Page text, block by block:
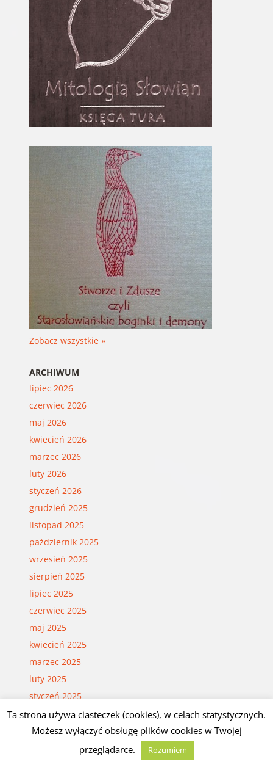
Zobacz wszystkie »
ARCHIWUM
lipiec 2026
czerwiec 2026
maj 2026
kwiecień 2026
marzec 2026
luty 2026
styczeń 2026
grudzień 2025
listopad 2025
październik 2025
wrzesień 2025
sierpień 2025
lipiec 2025
czerwiec 2025
maj 2025
kwiecień 2025
marzec 2025
luty 2025
styczeń 2025
grudzień 2024
listopad 2024
październik 2024
Ta strona używa ciasteczek (cookies), w celach statystycznych.
Możesz wyłączyć obsługę plików cookies w Twojej
przeglądarce.
Rozumiem